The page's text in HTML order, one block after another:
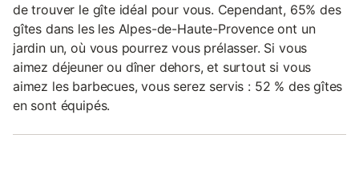
de trouver le gîte idéal pour vous. Cependant, 65% des
gîtes dans les les Alpes-de-Haute-Provence ont un
jardin un, où vous pourrez vous prélasser. Si vous
aimez déjeuner ou dîner dehors, et surtout si vous
aimez les barbecues, vous serez servis : 52 % des gîtes
en sont équipés.